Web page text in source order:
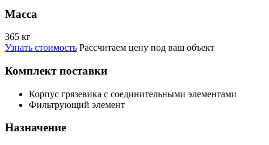
Масса
365 кг
Узнать стоимость Рассчитаем цену под ваш объект
Комплект поставки
Корпус грязевика с соединительными элементами
Фильтрующий элемент
Назначение